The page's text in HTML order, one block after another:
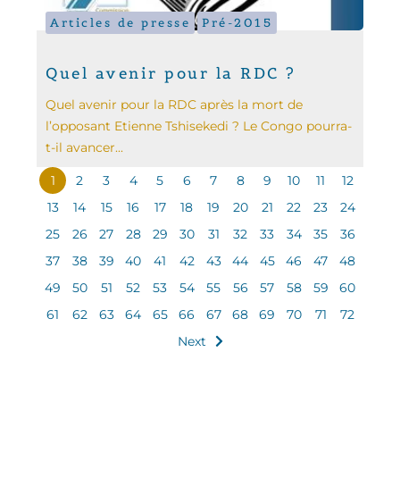
Articles de presse Pré-2015
Quel avenir pour la RDC ?
Quel avenir pour la RDC après la mort de
l’opposant Etienne Tshisekedi ? Le Congo pourra-
t-il avancer...
1 2 3 4 5 6 7 8 9 10 11
12
13
14 15 16 17 18 19 20 21 22 23
24
25
26 27 28 29 30 31 32 33 34 35
36
37
38 39 40 41 42 43 44 45 46 47
48
49
50 51 52 53 54 55 56 57 58 59
60
61
62 63 64 65 66 67 68 69 70 71
72
Next